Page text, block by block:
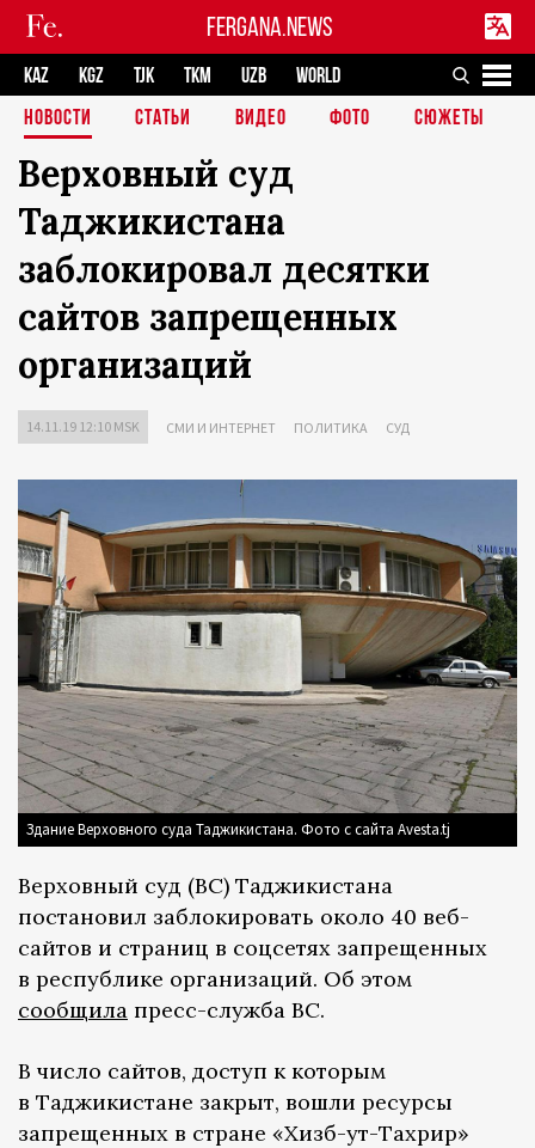
FERGANA.NEWS
KAZ KGZ TJK TKM UZB
WORLD
НОВОСТИ
СТАТЬИ ВИДЕО ФОТО СЮЖЕТЫ
Верховный суд
Таджикистана
заблокировал десятки
сайтов запрещенных
организаций
14.11.19 12:10 MSK СМИ И ИНТЕРНЕТ ПОЛИТИКА СУД
Здание Верховного суда Таджикистана. Фото с сайта Avesta.tj
Верховный суд (ВС) Таджикистана
постановил заблокировать около 40 веб-
сайтов и страниц в соцсетях запрещенных
в республике организаций. Об этом
сообщила пресс-служба ВС.
В число сайтов, доступ к которым
в Таджикистане закрыт, вошли ресурсы
запрещенных в стране «Хизб-ут-Тахрир»